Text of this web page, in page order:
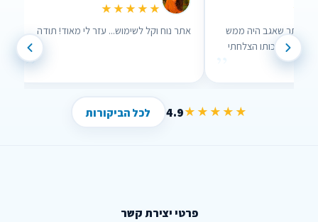
★★★★★
ערכתי השוואה דרך האתר שאגב היה ממש
נוח לשימוש וממש עזר לי , בזכותו הצלחתי
”
שבאמת אכפת להם!
★★★★★
4.9 לכל הביקורות
פרטי יצירת קשר